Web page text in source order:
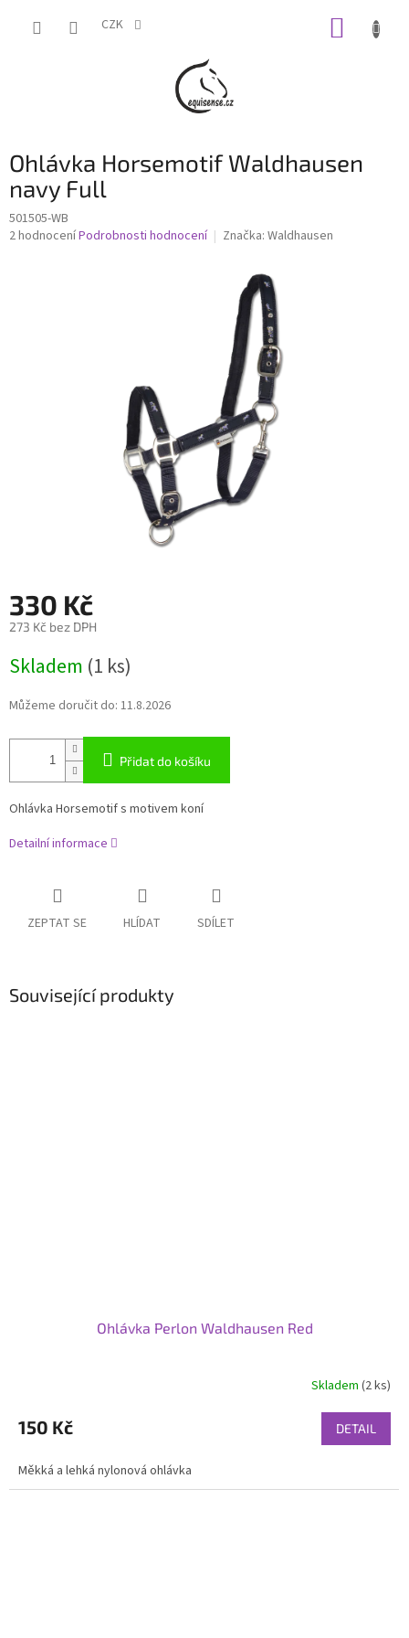
CZK
Ohlávka Horsemotif Waldhausen
navy Full
501505-WB
Průměrné
2 hodnoceníPodrobnosti hodnocení Značka: Waldhausen
330 Kč
273 Kč bez DPH
cena:
Skladem (1 ks)
Můžeme doručit do: 11.8.2026
Přidat do košíku
Ohlávka Horsemotif s motivem koní
Detailní informace
ZEPTAT SE HLÍDAT SDÍLET
Související produkty
Ohlávka Perlon Waldhausen Red
Skladem (2 ks)
150 Kč DETAIL
Měkká a lehká nylonová ohlávka